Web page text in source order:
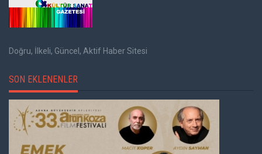
Doğru, İlkeli, Güncel, Aktif Haber Sitesi
SON EKLENENLER